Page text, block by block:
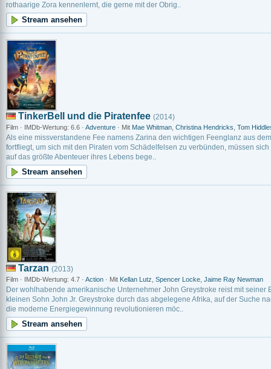
rothaarige Zora kennenlernt, die gerne mit der Obrig..
Stream ansehen
TinkerBell und die Piratenfee (2014)
Film · IMDb-Wertung: 6.6 · Adventure · Mit Mae Whitman Christina Hendricks Tom
Als eine missverstandene Fee namens Zarina den wichtigen Feenglanz aus
fortfliegt, um sich mit den Piraten vom Schädelfelsen zu verbünden, müssen
auf das größte Abenteuer ihres Lebens bege..
Stream ansehen
Tarzan (2013)
Film · IMDb-Wertung: 4.7 · Action · Mit Kellan Lutz Spencer Locke Jaime Ray Newman
Der wohlhabende amerikanische Unternehmer John Greystroke reist mit seiner
kleinen Sohn John Jr. Greystroke durch das abgelegene Afrika, auf der Suche
die moderne Energiegewinnung revolutionieren möc..
Stream ansehen